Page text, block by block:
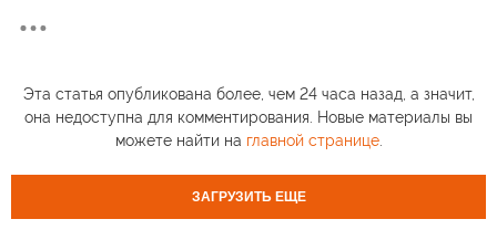
Эта статья опубликована более, чем 24 часа назад, а значит,
она недоступна для комментирования. Новые материалы вы
можете найти на главной странице.
ЗАГРУЗИТЬ ЕЩЕ